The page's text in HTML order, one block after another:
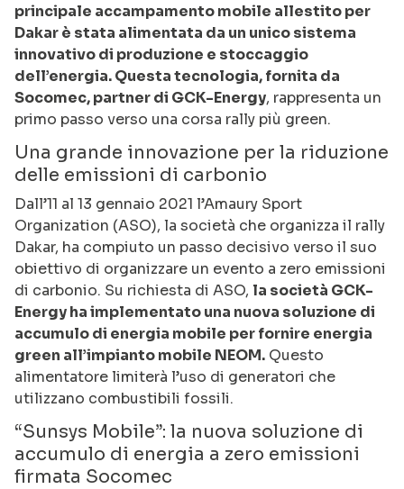
principale accampamento mobile allestito per
Dakar è stata alimentata da un unico sistema
innovativo di produzione e stoccaggio
dell’energia. Questa tecnologia, fornita da
Socomec, partner di GCK-Energy, rappresenta un
primo passo verso una corsa rally più green.
Una grande innovazione per la riduzione
delle emissioni di carbonio
Dall’11 al 13 gennaio 2021 l’Amaury Sport
Organization (ASO), la società che organizza il rally
Dakar, ha compiuto un passo decisivo verso il suo
obiettivo di organizzare un evento a zero emissioni
di carbonio. Su richiesta di ASO, la società GCK-
Energy ha implementato una nuova soluzione di
accumulo di energia mobile per fornire energia
green all’impianto mobile NEOM. Questo
alimentatore limiterà l’uso di generatori che
utilizzano combustibili fossili.
“Sunsys Mobile”: la nuova soluzione di
accumulo di energia a zero emissioni
firmata Socomec